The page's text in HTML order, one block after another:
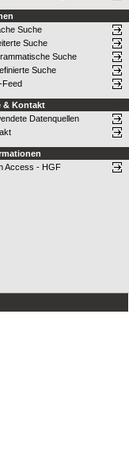
Suche
Suche
Suche
Suche
Feed
& Kontakt
Datenquellen
Access - HGF